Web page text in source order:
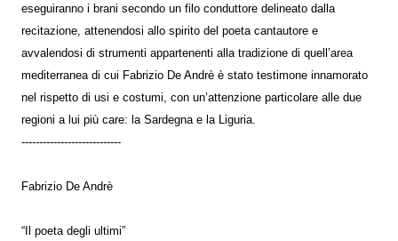
eseguiranno i brani secondo un filo conduttore delineato dalla
recitazione, attenendosi allo spirito del poeta cantautore e
avvalendosi di strumenti appartenenti alla tradizione di quell’area
mediterranea di cui Fabrizio De Andrè è stato testimone innamorato
nel rispetto di usi e costumi, con un’attenzione particolare alle due
regioni a lui più care: la Sardegna e la Liguria.
----------------------------
Fabrizio De Andrè
“Il poeta degli ultimi”